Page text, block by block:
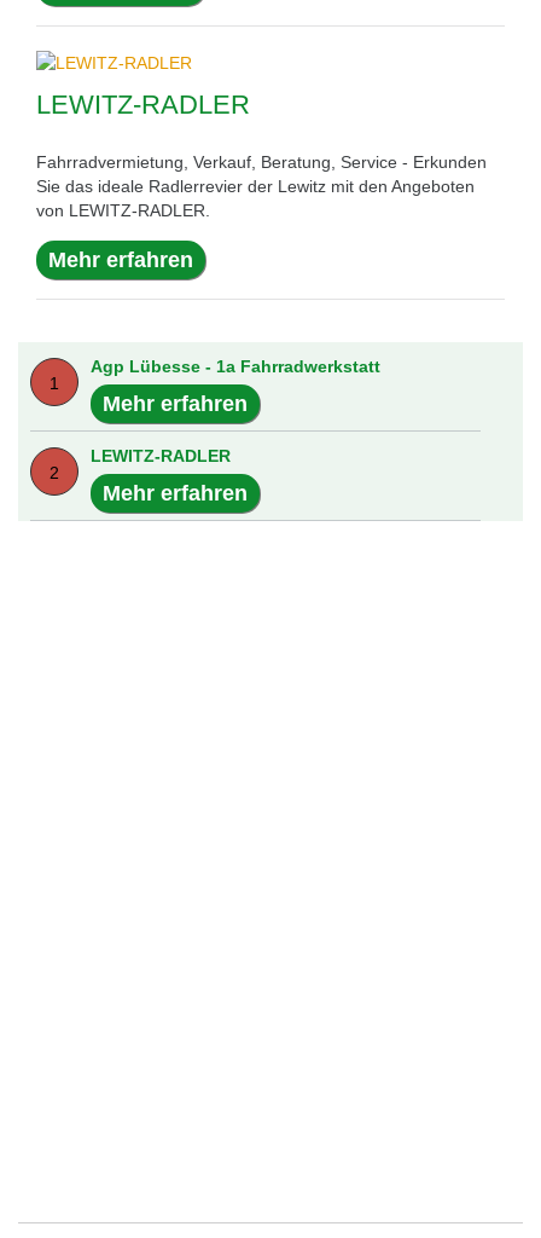
LEWITZ-RADLER
Fahrradvermietung, Verkauf, Beratung, Service - Erkunden
Sie das ideale Radlerrevier der Lewitz mit den Angeboten
von LEWITZ-RADLER.
Mehr erfahren
1
Agp Lübesse - 1a Fahrradwerkstatt
Mehr erfahren
2
LEWITZ-RADLER
Mehr erfahren